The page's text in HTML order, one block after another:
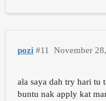
pozi November
#11
ala saya dah try hari tu
buntu nak apply kat